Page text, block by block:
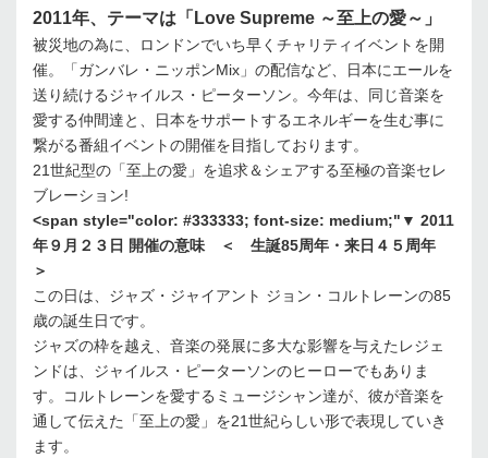
2011年、テーマは「Love Supreme ～至上の愛～」
被災地の為に、ロンドンでいち早くチャリティイベントを開
催。「ガンバレ・ニッポンMix」の配信など、日本にエールを
送り続けるジャイルス・ピーターソン。今年は、同じ音楽を
愛する仲間達と、日本をサポートするエネルギーを生む事に
繋がる番組イベントの開催を目指しております。
21世紀型の「至上の愛」を追求＆シェアする至極の音楽セレ
ブレーション!
<span style="color: #333333; font-size: medium;"▼ 2011
年９月２３日 開催の意味 ＜ 生誕85周年・来日４５周年
＞
この日は、ジャズ・ジャイアント ジョン・コルトレーンの85
歳の誕生日です。
ジャズの枠を越え、音楽の発展に多大な影響を与えたレジェ
ンドは、ジャイルス・ピーターソンのヒーローでもありま
す。コルトレーンを愛するミュージシャン達が、彼が音楽を
通して伝えた「至上の愛」を21世紀らしい形で表現していき
ます。